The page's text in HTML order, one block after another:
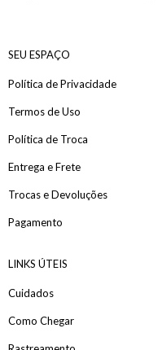
SEU ESPAÇO
Política de Privacidade
Termos de Uso
Política de Troca
Entrega e Frete
Trocas e Devoluções
Pagamento
LINKS ÚTEIS
Cuidados
Como Chegar